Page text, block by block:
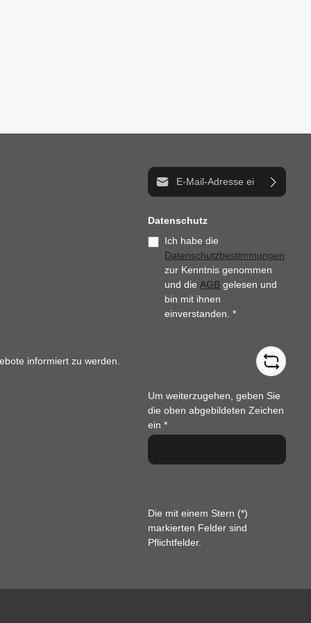
informiert zu werden.
E-Mail-Adresse*
Datenschutz
Ich habe die
Datenschutzbestimmungen
zur Kenntnis genommen
und dieAGB gelesen und
bin mit ihnen
einverstanden.*
Um weiterzugehen, geben Sie
die oben abgebildeten Zeichen
ein*
Die mit einem Stern (*)
markierten Felder sind
Pflichtfelder.